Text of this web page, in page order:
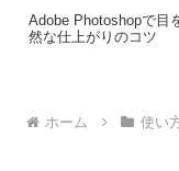
Adobe Photoshopで目
然な仕上がりのコツ
ホーム 使い